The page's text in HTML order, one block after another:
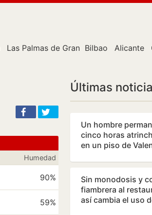
Las Palmas de Gran Canaria
Bilbao Alicante
Humedad
90%
59%
Últimas
Un hombre
cinco horas
en un piso de
Sin monodosis y
fiambrera al
así cambia el uso